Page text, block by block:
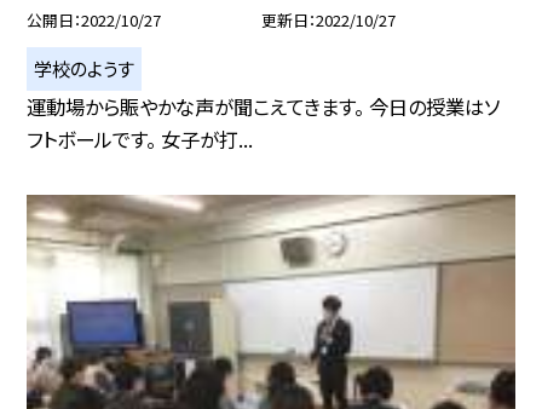
公開日 2022/10/27 更新日 2022/10/27
学校のようす
運動場から賑やかな声が聞こえてきます。 今日の授業はソ
フトボールです。 女子が打...